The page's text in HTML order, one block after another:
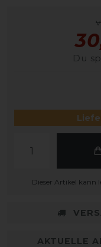
Du
Dieser Artikel kann
AKTUELLE